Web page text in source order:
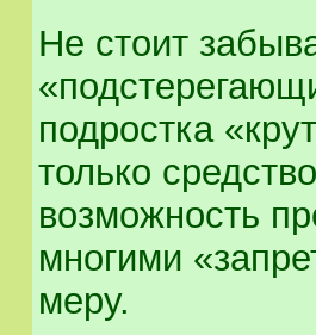
Не стоит
подростка
только
возможность
многими
меру.